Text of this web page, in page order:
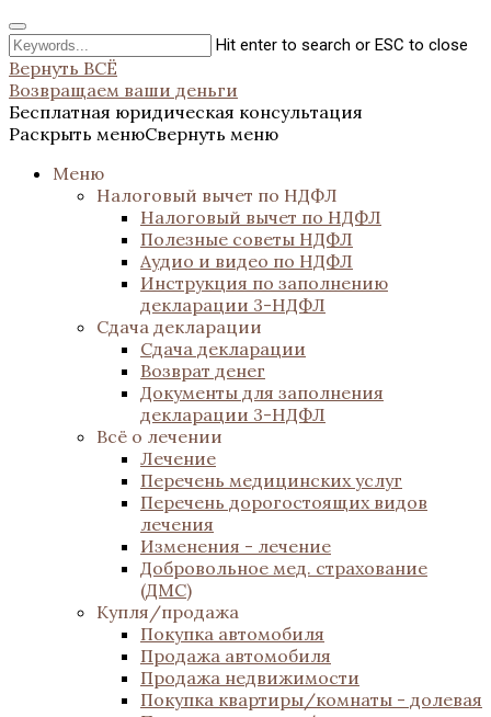
Hit enter to search or ESC to close
Вернуть ВСЁ
Возвращаем ваши деньги
Бесплатная юридическая консультация
Раскрыть менюСвернуть меню
Меню
Налоговый вычет по НДФЛ
Налоговый вычет по НДФЛ
Полезные советы НДФЛ
Аудио и видео по НДФЛ
Инструкция по заполнению
декларации 3-НДФЛ
Сдача декларации
Сдача декларации
Возврат денег
Документы для заполнения
декларации 3-НДФЛ
Всё о лечении
Лечение
Перечень медицинских услуг
Перечень дорогостоящих видов
лечения
Изменения - лечение
Добровольное мед. страхование
(ДМС)
Купля/продажа
Покупка автомобиля
Продажа автомобиля
Продажа недвижимости
Покупка квартиры/комнаты - долевая